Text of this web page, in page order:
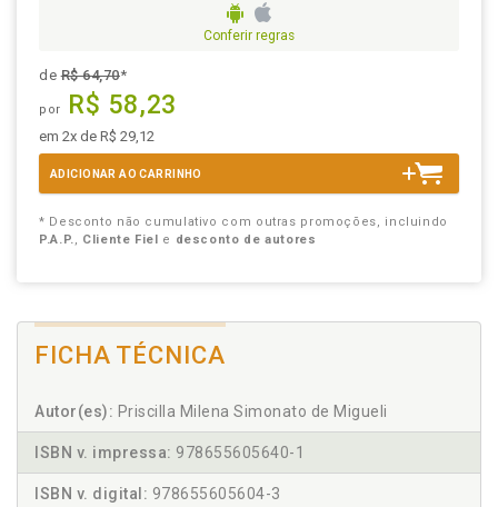
Conferir regras
deR$ 64,70*
por R$ 58,23
em 2x de R$ 29,12
ADICIONAR AO CARRINHO
* Desconto não cumulativo com outras promoções, incluindo
P.A.P., Cliente Fiel e desconto de autores
FICHA TÉCNICA
Autor(es): Priscilla Milena Simonato de Migueli
ISBN v. impressa: 978655605640-1
ISBN v. digital: 978655605604-3